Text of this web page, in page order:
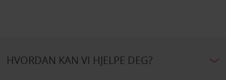
HVORDAN KAN VI HJELPE DEG?